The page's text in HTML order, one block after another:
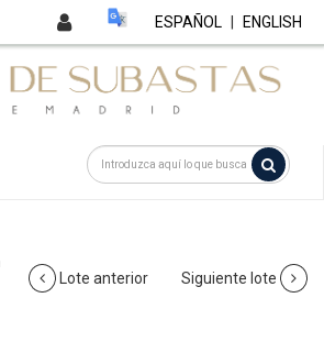
ESPAÑOL ENGLISH
Lote anterior Siguiente lote